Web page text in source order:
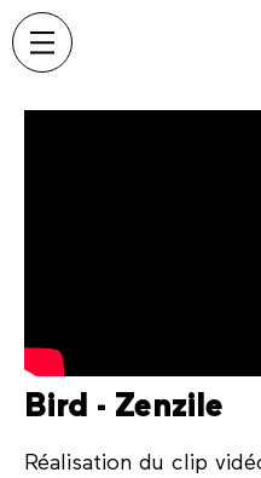
Bird - Zenzile
Réalisation du clip